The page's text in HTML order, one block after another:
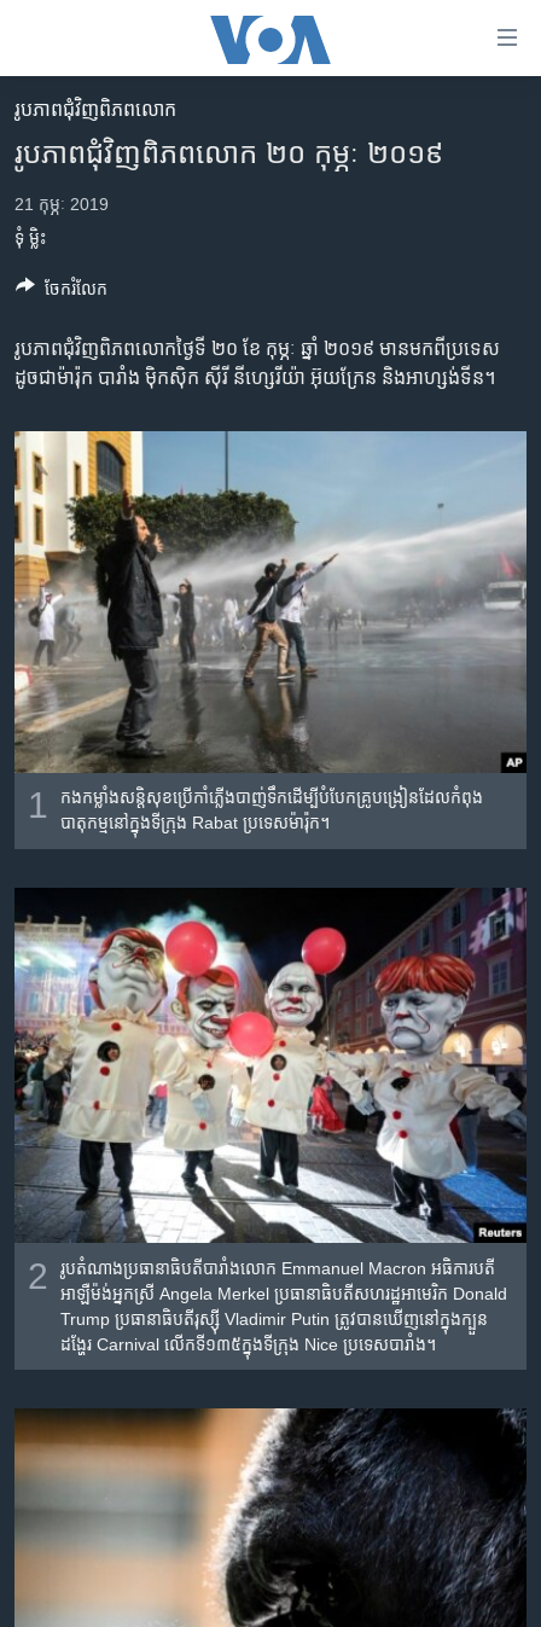
គេហទំព័រ​
រំលង​
និង​
ចូល​
ទៅ​​
ទំព័រ​
តែ​
ម្តង
និង​
ចូល​
ទៅ​
ទំព័រ​
រចនា
សម្ព័ន្ធ​
រំលង​
និង​
ចូល​
ទៅ​
កាន់​
ទំព័រ​
ស្វែង​
កម្ពុជា
អន្តរជាតិ
អាមេរិក
ហេឡូវីអូអេ
កម្ពុជាច្នៃប្រតិដ្ឋ
ព្រឹត្តិការណ៍ព័ត៌មាន
ទូរទស្សន៍ / វីដេអូ​
វិទ្យុ / ផតខាសថ៍
កម្មវិធីទាំងអស់
Khmer English
បណ្តាញ​សង្គម
ភាសា
រូបភាព​ជុំ​វិញ​ពិភពលោក
រូបភាព​ជុំវិញ​ពិភពលោក ២០ កុម្ភៈ ២០១៩
21 កុម្ភៈ 2019
ទុំ ម្លិះ
រូបភាព​ជុំវិញ​ពិភពលោក​ថ្ងៃទី​ ២០ ខែ កុម្ភៈ ឆ្នាំ ២០១៩ មាន​មកពី​ប្រទេស​
ដូចជា​ម៉ារ៉ុក បារាំង ម៉ិកស៊ិក ស៊ីរី នីហ្សេរីយ៉ា អ៊ុយក្រែន​ និង​អាហ្សង់ទីន។
1
កងកម្លាំង​សន្តិសុខ​ប្រើ​កាំភ្លើង​បាញ់ទឹក​ដើម្បី​បំបែក​គ្រូបង្រៀន​ដែលកំពុង​
បាតុកម្ម​នៅ​ក្នុង​ទីក្រុង Rabat ប្រទេស​ម៉ារ៉ុក។
2
រូប​តំណាង​ប្រធានាធិបតី​បារាំង​លោក Emmanuel Macron អធិការបតី​
អាឡឺម៉ង់​អ្នក​ស្រី​ Angela Merkel ​ប្រធានាធិបតី​សហរដ្ឋ​អាមេរិក​ Donald
Trump ប្រធានាធិបតី​រុស្ស៊ី Vladimir Putin ត្រូវ​បាន​ឃើ​ញ​នៅ​ក្នុង​ក្បួន​
ដង្ហែរ​ Carnival លើក​ទី​១៣៥​ក្នុង​ទីក្រុង​ Nice ប្រទេស​បារាំង។
ចែករំលែក